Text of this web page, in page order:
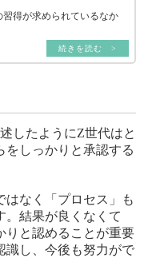
得が求められているなか
続きを読む >
したようにZ世代はと
をしっかりと承認する
はなく「プロセス」も
。結果が良くなくて
りと認めることが重要
識し、今後も努力がで